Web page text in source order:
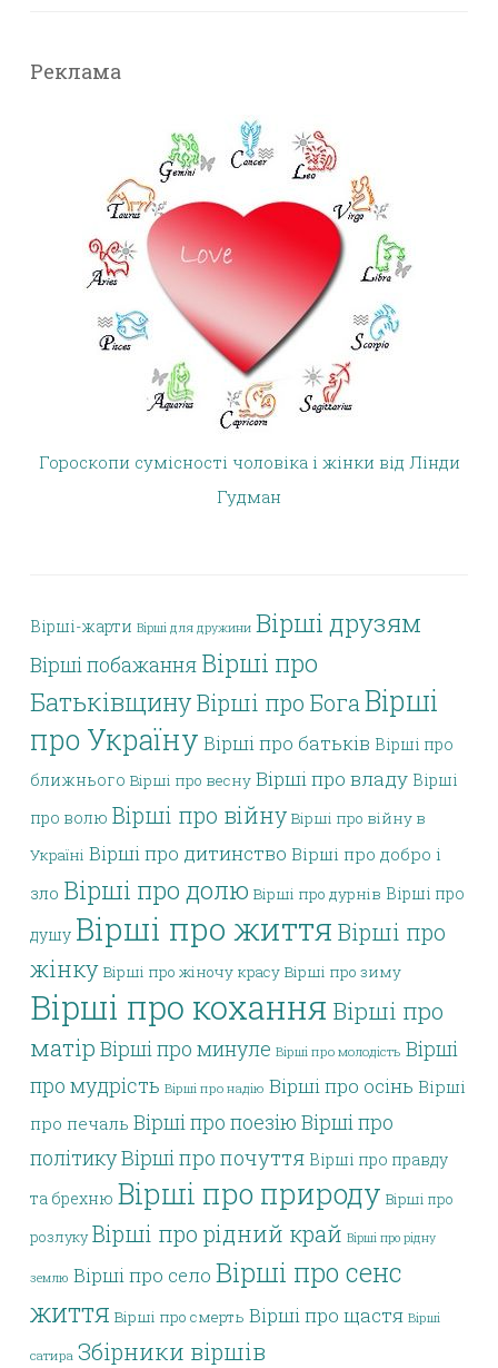
Реклама
Гороскопи сумісності чоловіка і жінки від Лінди
Гудман
Вірші-жарти Вірші для дружини Вірші друзям
Вірші побажання Вірші про
БатьківщинуВірші про БогаВірші
про Україну Вірші про батьків Вірші про
ближнього Вірші про весну Вірші про владу Вірші
про волю Вірші про війну Вірші про війну в
Україні Вірші про дитинство Вірші про добро і
зло Вірші про долю Вірші про дурнів Вірші про
душу Вірші про життя Вірші про
жінку Вірші про жіночу красу Вірші про зиму
Вірші про кохання Вірші про
матір Вірші про минуле Вірші про молодість Вірші
про мудрість Вірші про надію Вірші про осінь Вірші
про печаль Вірші про поезію Вірші про
політикуВірші про почуття Вірші про правду
та брехню Вірші про природу Вірші про
розлуку Вірші про рідний край Вірші про рідну
землю Вірші про село Вірші про сенс
життя Вірші про смерть Вірші про щастя Вірші
сатира Збірники віршів